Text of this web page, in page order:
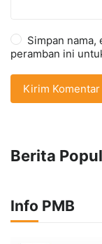
Simpan nama,
peramban ini
Berita
Info PMB